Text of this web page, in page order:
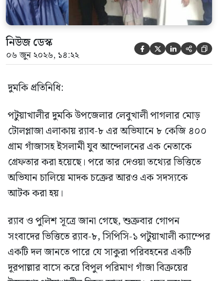
নিউজ ডেস্ক
০৬ জুন ২০২৬, ১৪:২২     
দুমকি প্রতিনিধি:
পটুয়াখালীর দুমকি উপজেলার লেবুখালী পাগলার মোড়
টোলপ্লাজা এলাকায় র‍্যাব-৮ এর অভিযানে ৮ কেজি ৪০০
গ্রাম গাঁজাসহ ইসলামী যুব আন্দোলনের এক নেতাকে
গ্রেফতার করা হয়েছে। পরে তার দেওয়া তথ্যের ভিত্তিতে
অভিযান চালিয়ে মাদক চক্রের আরও এক সদস্যকে
আটক করা হয়।
র‍্যাব ও পুলিশ সূত্রে জানা গেছে, শুক্রবার গোপন
সংবাদের ভিত্তিতে র‍্যাব-৮, সিপিসি-১ পটুয়াখালী ক্যাম্পের
একটি দল জানতে পারে যে সাকুরা পরিবহনের একটি
দূরপাল্লার বাসে করে বিপুল পরিমাণ গাঁজা বিক্রয়ের